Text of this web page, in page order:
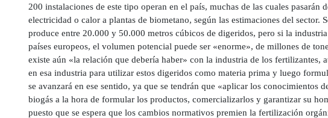
200 instalaciones de este tipo operan en el país, muchas de las cuales pasarán
electricidad o calor a plantas de biometano, según las estimaciones del sector.
produce entre 20.000 y 50.000 metros cúbicos de digeridos, pero si la
países europeos, el volumen potencial puede ser «enorme», de millones de
existe aún «la relación que debería haber» con la industria de los fertilizantes,
en esa industria para utilizar estos digeridos como materia prima y luego
se avanzará en ese sentido, ya que se tendrán que «aplicar los conocimientos
biogás a la hora de formular los productos, comercializarlos y garantizar su
puesto que se espera que los cambios normativos premien la fertilización